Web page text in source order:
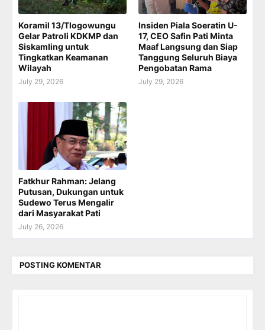
Koramil 13/Tlogowungu
Gelar Patroli KDKMP dan
Siskamling untuk
Tingkatkan Keamanan
Wilayah
July 29, 2026
Insiden Piala Soeratin U-
17, CEO Safin Pati Minta
Maaf Langsung dan Siap
Tanggung Seluruh Biaya
Pengobatan Rama
July 29, 2026
Fatkhur Rahman: Jelang
Putusan, Dukungan untuk
Sudewo Terus Mengalir
dari Masyarakat Pati
July 26, 2026
POSTING KOMENTAR